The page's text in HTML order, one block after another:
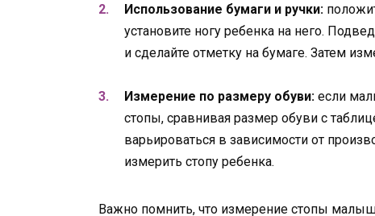
Использование бумаги и ручки:
установите ногу ребенка на него.
и сделайте отметку на бумаге. Затем
Измерение по размеру обуви: если
стопы, сравнивая размер обуви с
варьироваться в зависимости от
измерить стопу ребенка.
Важно помнить, что измерение стопы